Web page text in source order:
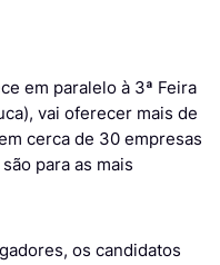
em paralelo à 3ª Feira
vai oferecer mais de
cerca de 30 empresas
para as mais
os candidatos